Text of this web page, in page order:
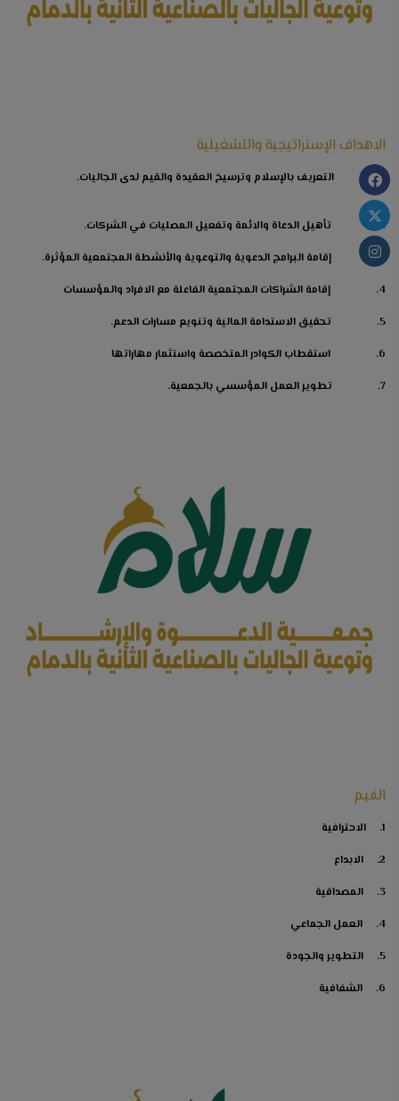
الاهداف الإستراتيجية والتشغيلية
1. التعريف بالإسلام وترسيخ العقيدة والقيم لدى الجاليات.
2. تأهيل الدعاة والائمة وتفعيل المصليات في الشركات.
3. إقامة البرامج الدعوية والتوعوية والأنشطة المجتمعية المؤثرة.
4. إقامة الشراكات المجتمعية الفاعلة مع الافراد والمؤسسات
5. تحقيق الاستدامة المالية وتنويع مسارات الدعم.
6. استقطاب الكوادر المتخصصة واستثمار مهاراتها
7. تطوير العمل المؤسسي بالجمعية.
القيم
1. الاحترافية
2. الابداع
3. المصداقية
4. العمل الجماعي
5. التطوير والجودة
6. الشفافية